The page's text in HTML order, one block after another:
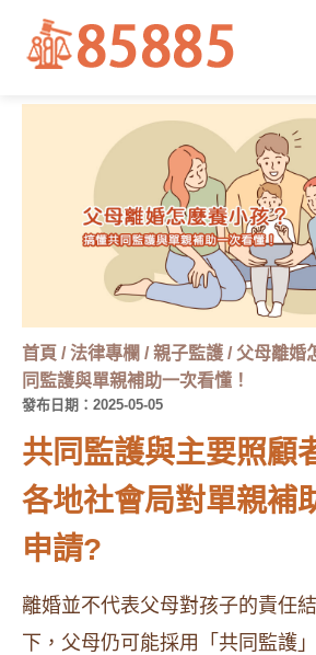
首頁 /法律專欄 /親子監護 / 父母離婚
同監護與單親補助一次看懂！
發布日期：2025-05-05
共同監護與主要照顧
各地社會局對單親補
申請?
離婚並不代表父母對孩子的責任
下，父母仍可能採用「共同監護